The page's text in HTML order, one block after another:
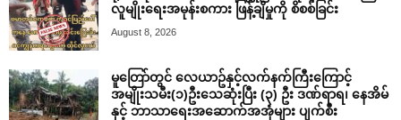
လူမျိုးရေးအမုန်းစကား ဖြန့်ချိမှုကို စိစစ်ခြင်း
August 8, 2026
မူတြော်တွင် လေယာဥ်နှင့်လက်နက်ကြီးကြောင့်
အမျိုးသမီး(၁)ဦးသေဆုံးပြီး (၃) ဦး ဒဏ်ရာရ၊ နေအိမ်
နှင့် ဘာသာရေးအဆောက်အအုံများ ပျက်စီး